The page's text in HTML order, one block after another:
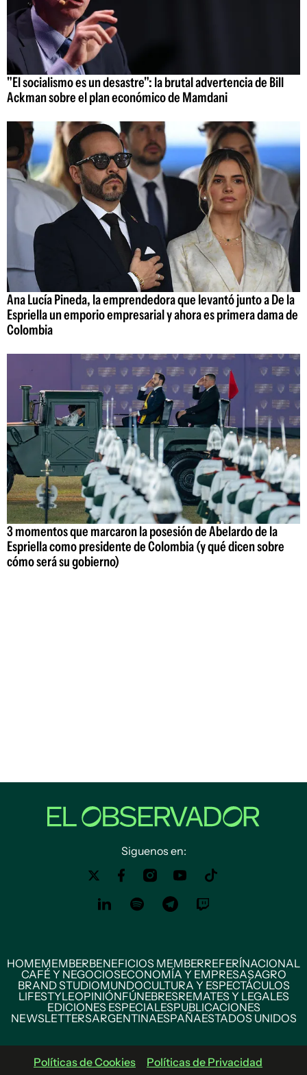
"El socialismo es un desastre": la brutal advertencia de Bill
Ackman sobre el plan económico de Mamdani
Ana Lucía Pineda, la emprendedora que levantó junto a De la
Espriella un emporio empresarial y ahora es primera dama de
Colombia
3 momentos que marcaron la posesión de Abelardo de la
Espriella como presidente de Colombia (y qué dicen sobre
cómo será su gobierno)
Siguenos en:
HOMEMEMBERBENEFICIOS MEMBERREFERÍNACIONAL
CAFÉ Y NEGOCIOSECONOMÍA Y EMPRESASAGRO
BRAND STUDIOMUNDOCULTURA Y ESPECTÁCULOS
LIFESTYLEOPINIÓNFÚNEBRESREMATES Y LEGALES
EDICIONES ESPECIALESPUBLICACIONES
NEWSLETTERSARGENTINAESPAÑAESTADOS UNIDOS
Políticas de Cookies Políticas de Privacidad